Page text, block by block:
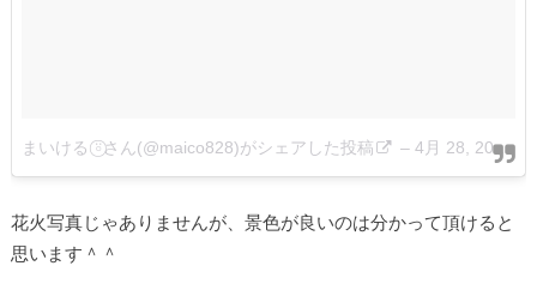
まいける ⍤⃝さん(@maico828)がシェアした投稿 – 4月 28, 2016 at 10:11午後 PDT
花火写真じゃありませんが、景色が良いのは分かって頂けると
思います＾＾